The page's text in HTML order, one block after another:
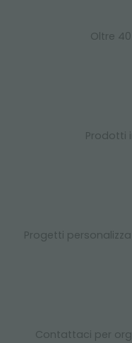
Oltre
Prodotti
Progetti
Contattaci per